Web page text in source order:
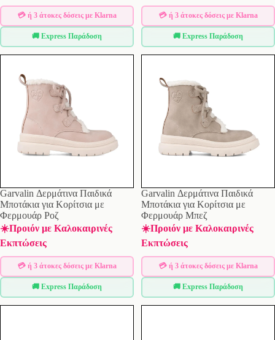
💳 ή 3 άτοκες δόσεις με Klarna
🚚 Express Παράδοση
💳 ή 3 άτοκες δόσεις με Klarna
🚚 Express Παράδοση
Garvalin Δερμάτινα Παιδικά
Μποτάκια για Κορίτσια με
Φερμουάρ Ροζ
☀️Προιόν με Καλοκαιρινές
Εκπτώσεις
💳 ή 3 άτοκες δόσεις με Klarna
🚚 Express Παράδοση
Garvalin Δερμάτινα Παιδικά
Μποτάκια για Κορίτσια με
Φερμουάρ Μπεζ
☀️Προιόν με Καλοκαιρινές
Εκπτώσεις
💳 ή 3 άτοκες δόσεις με Klarna
🚚 Express Παράδοση